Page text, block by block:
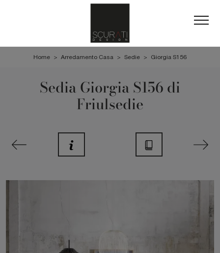
Home > Arredamento Casa > Sedie > Giorgia S156
Sedia Giorgia S156 di
Friulsedie